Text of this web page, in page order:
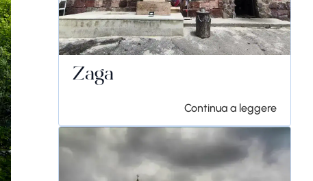
Zaga
Continua a leggere